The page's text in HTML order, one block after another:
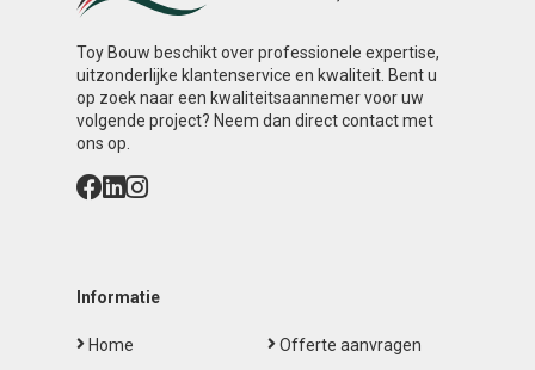
Toy Bouw beschikt over professionele expertise,
uitzonderlijke klantenservice en kwaliteit. Bent u
op zoek naar een kwaliteitsaannemer voor uw
volgende project? Neem dan direct contact met
ons op.
Informatie
Home Offerte aanvragen